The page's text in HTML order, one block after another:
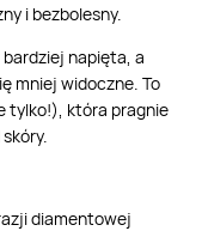
i bezbolesny.
napięta, a
mniej widoczne. To
tylko!), która pragnie
diamentowej